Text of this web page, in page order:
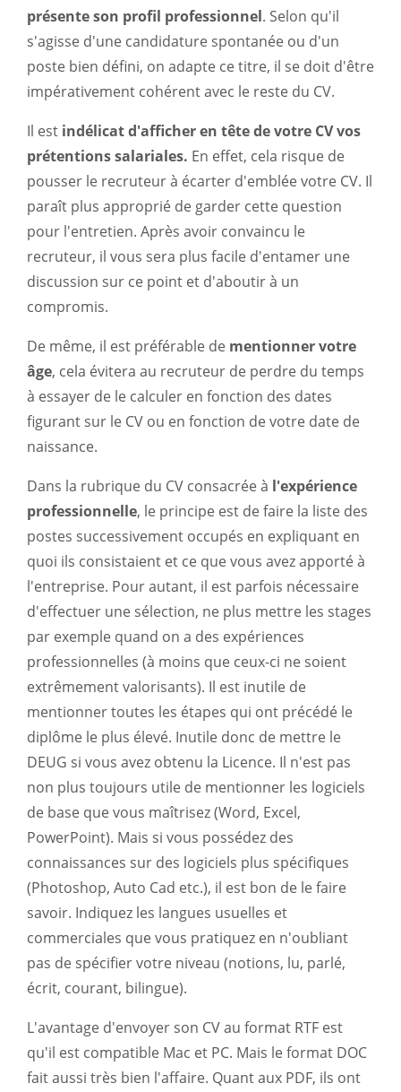
présente son profil professionnel. Selon qu'il
s'agisse d'une candidature spontanée ou d'un
poste bien défini, on adapte ce titre, il se doit d'être
impérativement cohérent avec le reste du CV.
Il est indélicat d'afficher en tête de votre CV vos
prétentions salariales. En effet, cela risque de
pousser le recruteur à écarter d'emblée votre CV. Il
paraît plus approprié de garder cette question
pour l'entretien. Après avoir convaincu le
recruteur, il vous sera plus facile d'entamer une
discussion sur ce point et d'aboutir à un
compromis.
De même, il est préférable de mentionner votre
âge, cela évitera au recruteur de perdre du temps
à essayer de le calculer en fonction des dates
figurant sur le CV ou en fonction de votre date de
naissance.
Dans la rubrique du CV consacrée à l'expérience
professionnelle, le principe est de faire la liste des
postes successivement occupés en expliquant en
quoi ils consistaient et ce que vous avez apporté à
l'entreprise. Pour autant, il est parfois nécessaire
d'effectuer une sélection, ne plus mettre les stages
par exemple quand on a des expériences
professionnelles (à moins que ceux-ci ne soient
extrêmement valorisants). Il est inutile de
mentionner toutes les étapes qui ont précédé le
diplôme le plus élevé. Inutile donc de mettre le
DEUG si vous avez obtenu la Licence. Il n'est pas
non plus toujours utile de mentionner les logiciels
de base que vous maîtrisez (Word, Excel,
PowerPoint). Mais si vous possédez des
connaissances sur des logiciels plus spécifiques
(Photoshop, Auto Cad etc.), il est bon de le faire
savoir. Indiquez les langues usuelles et
commerciales que vous pratiquez en n'oubliant
pas de spécifier votre niveau (notions, lu, parlé,
écrit, courant, bilingue).
L'avantage d'envoyer son CV au format RTF est
qu'il est compatible Mac et PC. Mais le format DOC
fait aussi très bien l'affaire. Quant aux PDF, ils ont